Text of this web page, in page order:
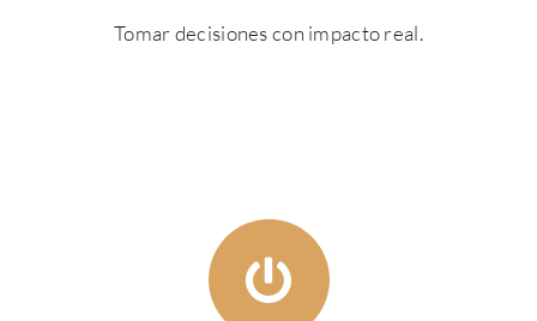
Tomar decisiones con impacto real.